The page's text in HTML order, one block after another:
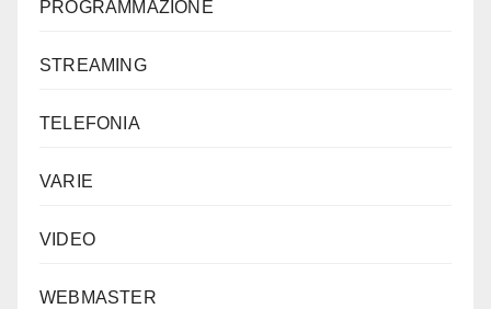
PROGRAMMAZIONE
STREAMING
TELEFONIA
VARIE
VIDEO
WEBMASTER